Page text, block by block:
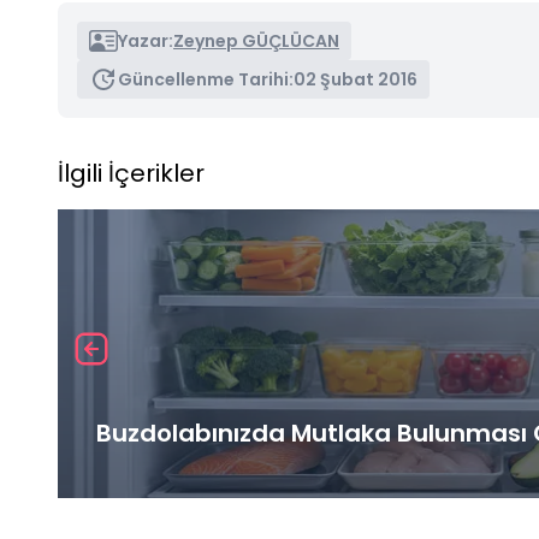
Yazar:Zeynep GÜÇLÜCAN
Güncellenme Tarihi:02 Şubat 2016
İlgili İçerikler
Buzdolabınızda Mutlaka Bulunması